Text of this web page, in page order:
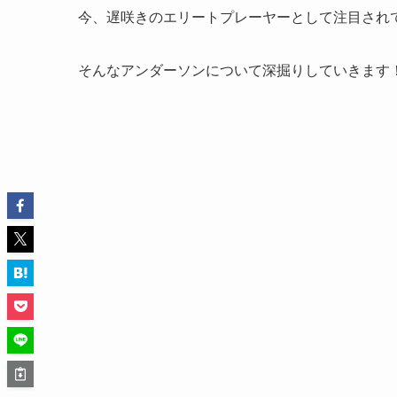
今、遅咲きのエリートプレーヤーとして注目され
そんなアンダーソンについて深掘りしていきます！